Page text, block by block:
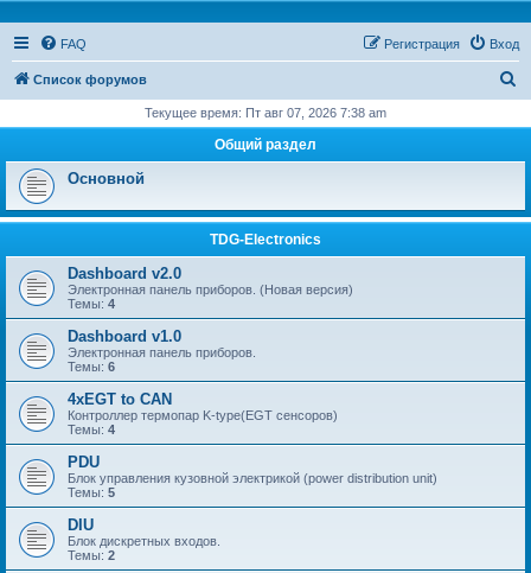
FAQ Вход
Регистрация
Список форумов
с
Текущее время: Пт авг 07, 2026 7:38 am
Общий раздел
Основной
TDG-Electronics
Dashboard v2.0
Электронная панель приборов. (Новая версия)
Темы: 4
Dashboard v1.0
Электронная панель приборов.
Темы: 6
4xEGT to CAN
Контроллер термопар K-type(EGT сенсоров)
Темы: 4
PDU
Блок управления кузовной электрикой (power distribution unit)
Темы: 5
DIU
Блок дискретных входов.
Темы: 2